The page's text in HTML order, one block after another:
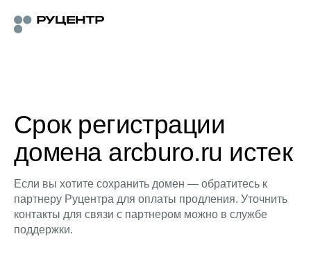
Срок регистрации
домена arcburo.ru истек
Если вы хотите сохранить домен — обратитесь к
партнеру Руцентра для оплаты продления. Уточнить
контакты для связи с партнером можно в службе
поддержки.